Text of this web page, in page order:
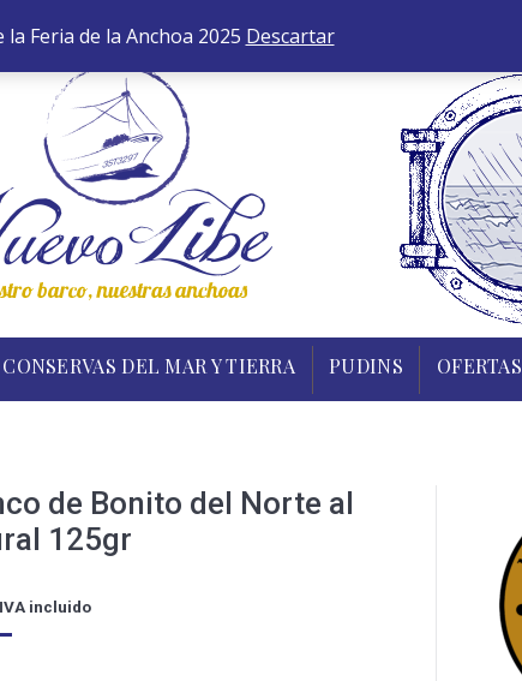
CONSERVAS DEL MAR Y TIERRA PUDINS OFERTAS
de Bonito del Norte al
125gr
IVA incluido
la Feria de la Anchoa 2025 Descartar
DEL NORTE CONSERVAS DEL MAR Y TIERRA